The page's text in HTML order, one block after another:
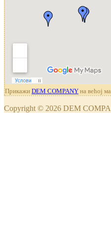
Прикажи DEM COMPANY на већој
Copyright © 2026 DEM